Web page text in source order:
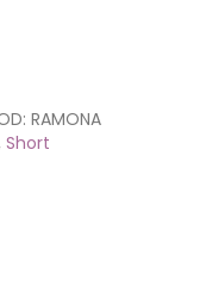
RAMONA
Short